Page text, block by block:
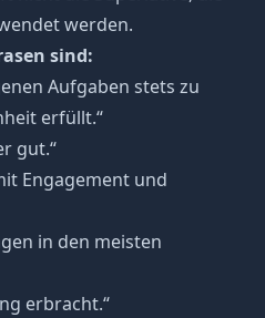
werden.
sind:
Aufgaben stets zu
erfüllt.“
gut.“
Engagement und
in den meisten
erbracht.“